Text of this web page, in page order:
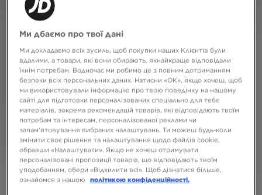
Ми дбаємо про твої дані
Ми докладаємо всіх зусиль, щоб покупки наших Клієнтів були
вдалими, а товари, які вони обирають, якнайкраще відповідали
їхнім потребам. Водночас ми робимо це з повним дотриманням
безпеки всіх персональних даних. Натисни «OK», якщо хочеш, щоб
ми використовували інформацію про твою поведінку на нашому
сайті для підготовки персоналізованих спеціально для тебе
матеріалів, зокрема рекомендацій товарів, які відповідають твоїм
потребам та інтересам, персоналізованої реклами чи
запам’ятовування вибраних налаштувань. Ти можеш будь-коли
змінити своє рішення та налаштування щодо файлів cookie,
обравши «Налаштувати». Якщо не хочеш отримувати
персоналізовані пропозиції товарів, що відповідають твоїм
уподобанням, обери «Відхилити всі». Щоб дізнатися більше,
ознайомся з нашою
політикою конфіденційності.